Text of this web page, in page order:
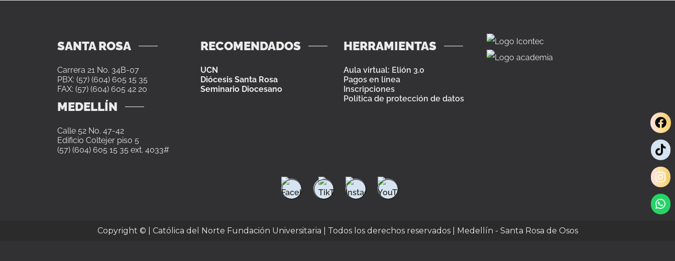
SANTA ROSA
Carrera 21 No. 34B-07
PBX: (57) (604) 605 15 35
FAX: (57) (604) 605 42 20
MEDELLÍN
Calle 52 No. 47-42
Edificio Coltejer piso 5
(57) (604) 605 15 35 ext. 4033#
RECOMENDADOS
UCN
Diócesis Santa Rosa
Seminario Diocesano
HERRAMIENTAS
Aula virtual: Elión 3.0
Pagos en línea
Inscripciones
Política de protección de datos
Copyright © | Católica del Norte Fundación Universitaria | Todos los derechos reservados | Medellín - Santa Rosa de Osos